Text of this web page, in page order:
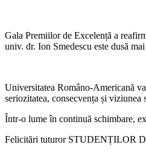
Gala Premiilor de Excelență a
univ. dr. Ion Smedescu este dusă
Universitatea Româno-Americană
seriozitatea, consecvența și
Într-o lume în continuă schimbare,
Felicitări tuturor STUDENȚILOR